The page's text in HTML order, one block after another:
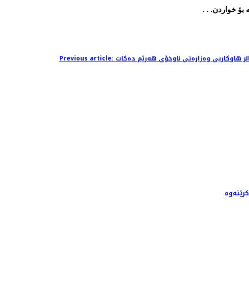
بۆ خواردن. . .